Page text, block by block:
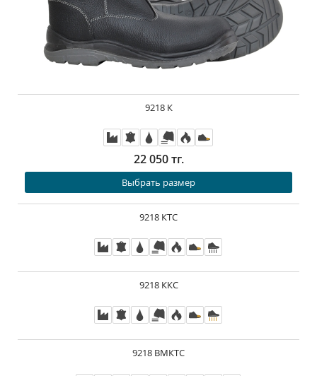
9218 К
22 050 тг.
Выбрать размер
9218 КТС
9218 ККС
9218 ВМКТС